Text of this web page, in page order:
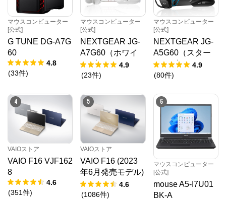
マウスコンピューター
[公式]
G TUNE DG-A7G
60
4.8
(33件)
マウスコンピューター
[公式]
NEXTGEAR JG-
A7G60（ホワイ
ト5点セット）
4.9
(23件)
マウスコンピューター
[公式]
NEXTGEAR JG-
A5G60（スター
ター5点セット）
4.9
(80件)
4
VAIOストア
VAIO F16 VJF162
8
4.6
(351件)
5
VAIOストア
VAIO F16 (2023
年6月発売モデル)
VJF1618
4.6
(1086件)
6
マウスコンピューター
[公式]
mouse A5-I7U01
BK-A